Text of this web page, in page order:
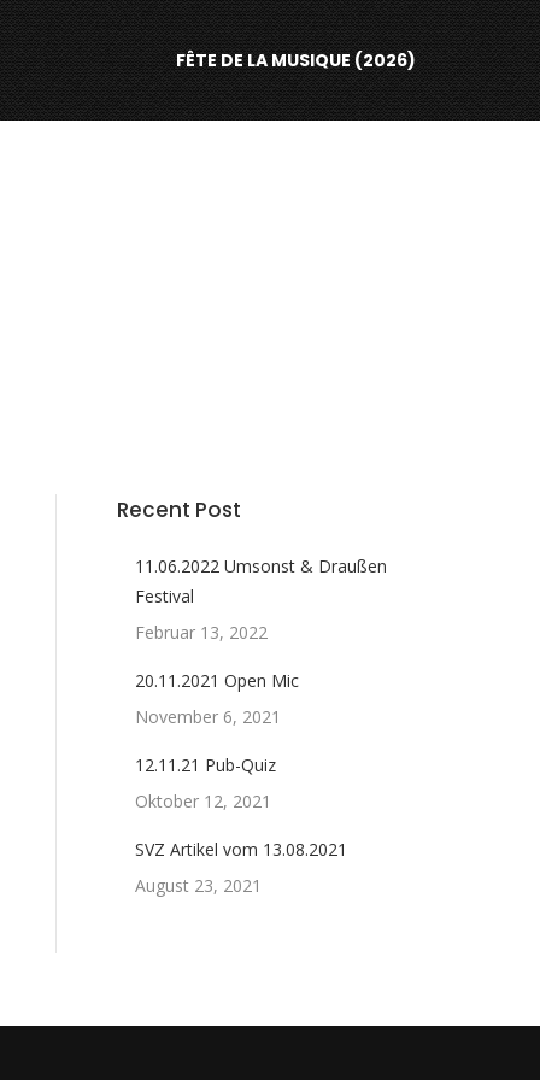
FÊTE DE LA MUSIQUE (2026)
Recent Post
11.06.2022 Umsonst & Draußen
Festival
Februar 13, 2022
20.11.2021 Open Mic
November 6, 2021
12.11.21 Pub-Quiz
Oktober 12, 2021
SVZ Artikel vom 13.08.2021
August 23, 2021